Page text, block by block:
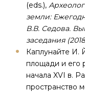
(eds.),
земли:
В.В. Седова.
заседания
Каплунайте И.
площади и его
начала XVI в.
пространство